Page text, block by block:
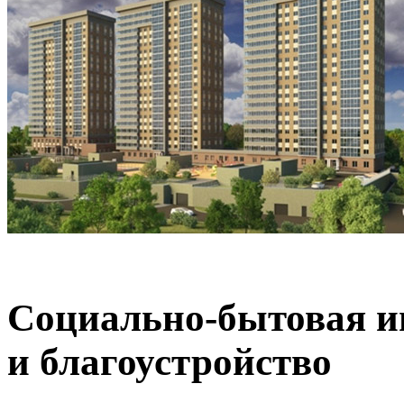
Социально-бытовая
и благоустройство